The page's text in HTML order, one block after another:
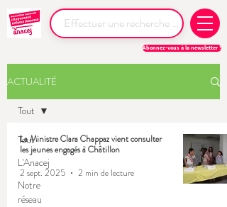
Abonnez-vous à la newsletter !
ACTUALITÉ
Tout
L'Anacej
Notre
réseau
Tout
La Ministre Clara Chappaz vient consulter
les jeunes engagés à Châtillon
2 sept. 2025
2 min de lecture